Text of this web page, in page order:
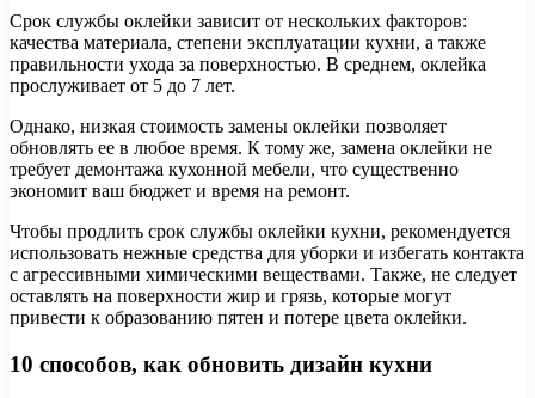
Срок службы оклейки зависит от нескольких факторов:
качества материала, степени эксплуатации кухни, а также
правильности ухода за поверхностью. В среднем, оклейка
прослуживает от 5 до 7 лет.
Однако, низкая стоимость замены оклейки позволяет
обновлять ее в любое время. К тому же, замена оклейки не
требует демонтажа кухонной мебели, что существенно
экономит ваш бюджет и время на ремонт.
Чтобы продлить срок службы оклейки кухни, рекомендуется
использовать нежные средства для уборки и избегать контакта
с агрессивными химическими веществами. Также, не следует
оставлять на поверхности жир и грязь, которые могут
привести к образованию пятен и потере цвета оклейки.
10 способов, как обновить дизайн кухни